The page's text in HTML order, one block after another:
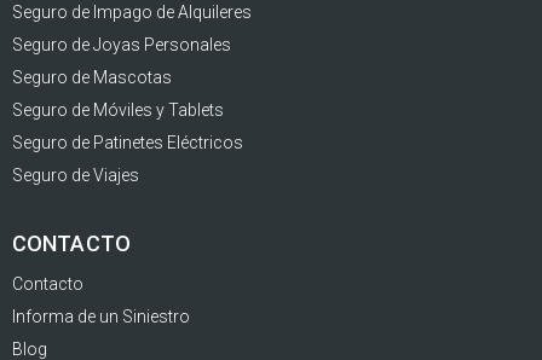
Seguro de Impago de Alquileres
Seguro de Joyas Personales
Seguro de Mascotas
Seguro de Móviles y Tablets
Seguro de Patinetes Eléctricos
Seguro de Viajes
CONTACTO
Contacto
Informa de un Siniestro
Blog